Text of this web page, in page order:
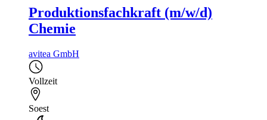
Produktionsfachkraft (m/w/d)
Chemie
avitea GmbH
Vollzeit
Soest